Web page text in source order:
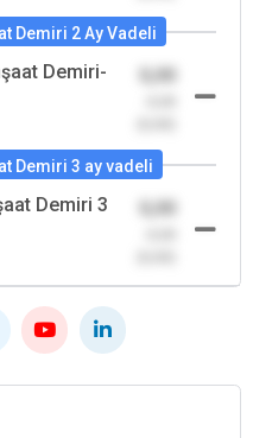
Demiri 2 Ay Vadeli
Demiri-
0,00
Demiri 3 ay vadeli
Demiri 3
0,00